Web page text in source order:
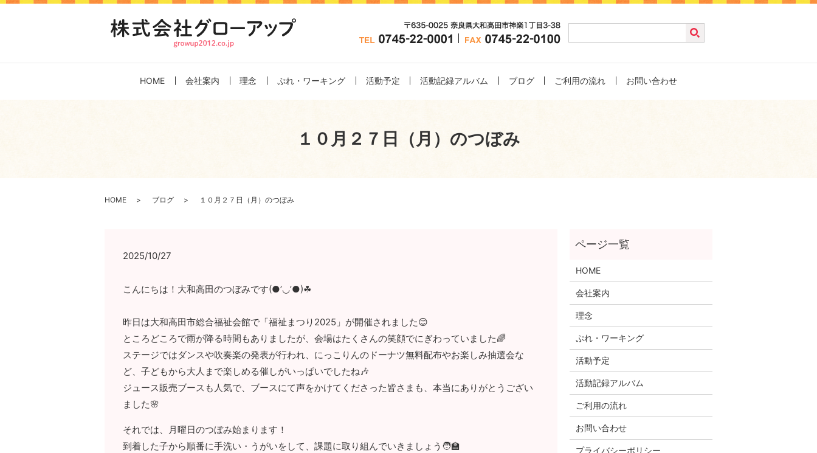
HOME 会社案内 理念 ぷれ・ワーキング 活動予定 活動記録アルバム ブログ ご利用の流れ お問い合わせ
１０月２７日（月）のつぼみ
HOME ブログ １０月２７日（月）のつぼみ
2025/10/27
こんにちは！大和高田のつぼみです(●’◡’●)☘
昨日は大和高田市総合福祉会館で「福祉まつり 2025 」が開催されました😊
ところどころで雨が降る時間もありましたが、会場はたくさんの笑顔でにぎわっていました🌈
ステージではダンスや吹奏楽の発表が行われ、にっこりんのドーナツ無料配布やお楽しみ抽選会な
ど、子どもから大人まで楽しめる催しがいっぱいでしたね🎶
ジュース販売ブースも人気で、ブースにて声をかけてくださった皆さまも、本当にありがとうござい
ました🌸
それでは、月曜日のつぼみ始まります！
到着した子から順番に手洗い・うがいをして、課題に取り組んでいきましょう🧑‍🏫
HOME
会社案内
理念
ぷれ・ワーキング
活動予定
活動記録アルバム
ご利用の流れ
お問い合わせ
プライバシーポリシー